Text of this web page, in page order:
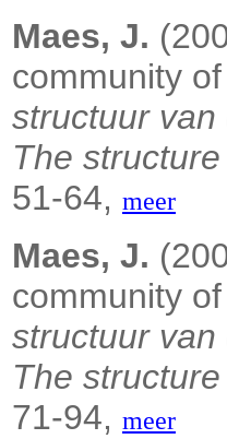
Maes, J.
community
structuur
The
51-64, meer
Maes, J.
community
structuur
The
71-94, meer